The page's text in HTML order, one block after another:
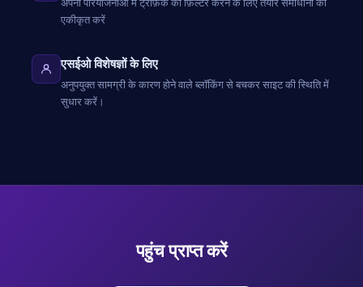
एकीकृत करें
एसईओ विशेषज्ञों के लिए
अनुपयुक्त सामग्री के कारण होने वाले ब्लॉकिंग से बचकर साइट की स्थिति में
सुधार करें।
पहुंच प्राप्त करें